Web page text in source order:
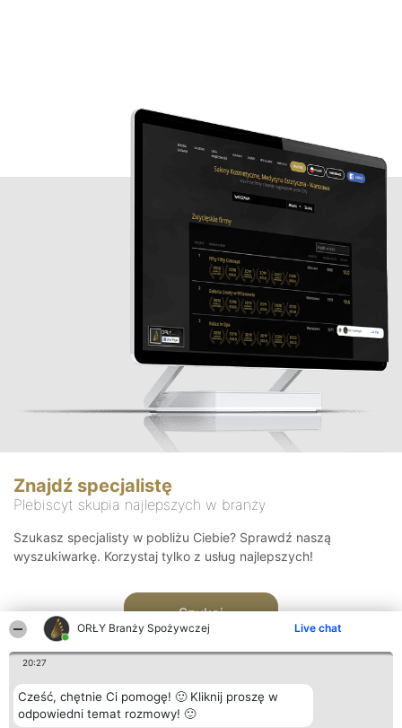
ORŁY Branży Spożywczej Live chat
20:27
Cześć, chętnie Ci pomogę! 🙂 Kliknij proszę w
odpowiedni temat rozmowy! 🙂
Znajdź specjalistę
Plebiscyt skupia najlepszych w branży
Szukasz specjalisty w pobliżu Ciebie? Sprawdź naszą
wyszukiwarkę. Korzystaj tylko z usług najlepszych!
Szukaj